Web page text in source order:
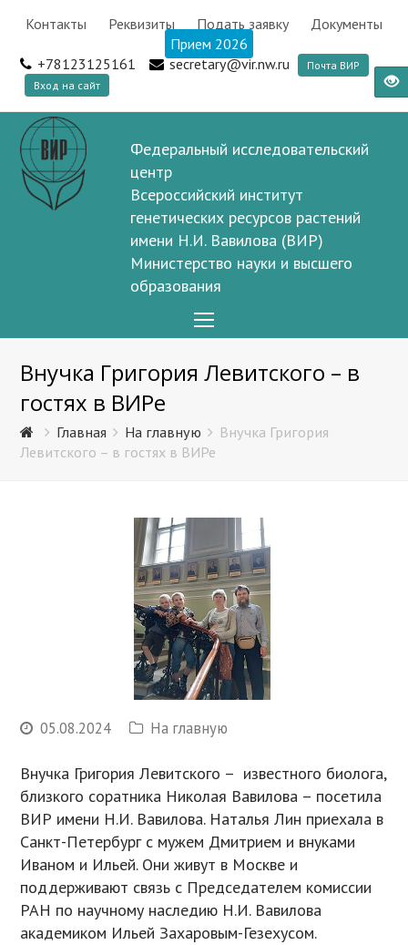
Контакты Реквизиты Подать заявку
Документы
Прием 2026
+78123125161
secretary@vir.nw.ru
Почта ВИР
Вход на сайт
Федеральный исследовательский
центр
Всероссийский институт
генетических ресурсов растений
имени Н.И. Вавилова (ВИР)
Министерство науки и высшего
образования
Menu
Внучка Григория Левитского – в
гостях в ВИРе
Главная На главную
Внучка Григория
Левитского – в гостях в ВИРе
05.08.2024 На главную
Внучка Григория Левитского – известного биолога,
близкого соратника Николая Вавилова – посетила
ВИР имени Н.И. Вавилова. Наталья Лин приехала в
Санкт-Петербург с мужем Дмитрием и внуками
Иваном и Ильей. Они живут в Москве и
поддерживают связь с Председателем комиссии
РАН по научному наследию Н.И. Вавилова
академиком Ильей Захаровым-Гезехусом.